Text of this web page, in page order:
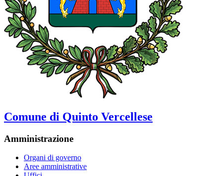
Comune di Quinto Vercellese
Amministrazione
Organi di governo
Aree amministrative